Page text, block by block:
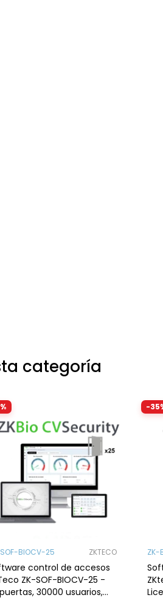
categoría
BIOCV-25 ZKTECO
control de accesos
ZK-SOF-BIOCV-25 -
30000 usuarios,
-
ZK-